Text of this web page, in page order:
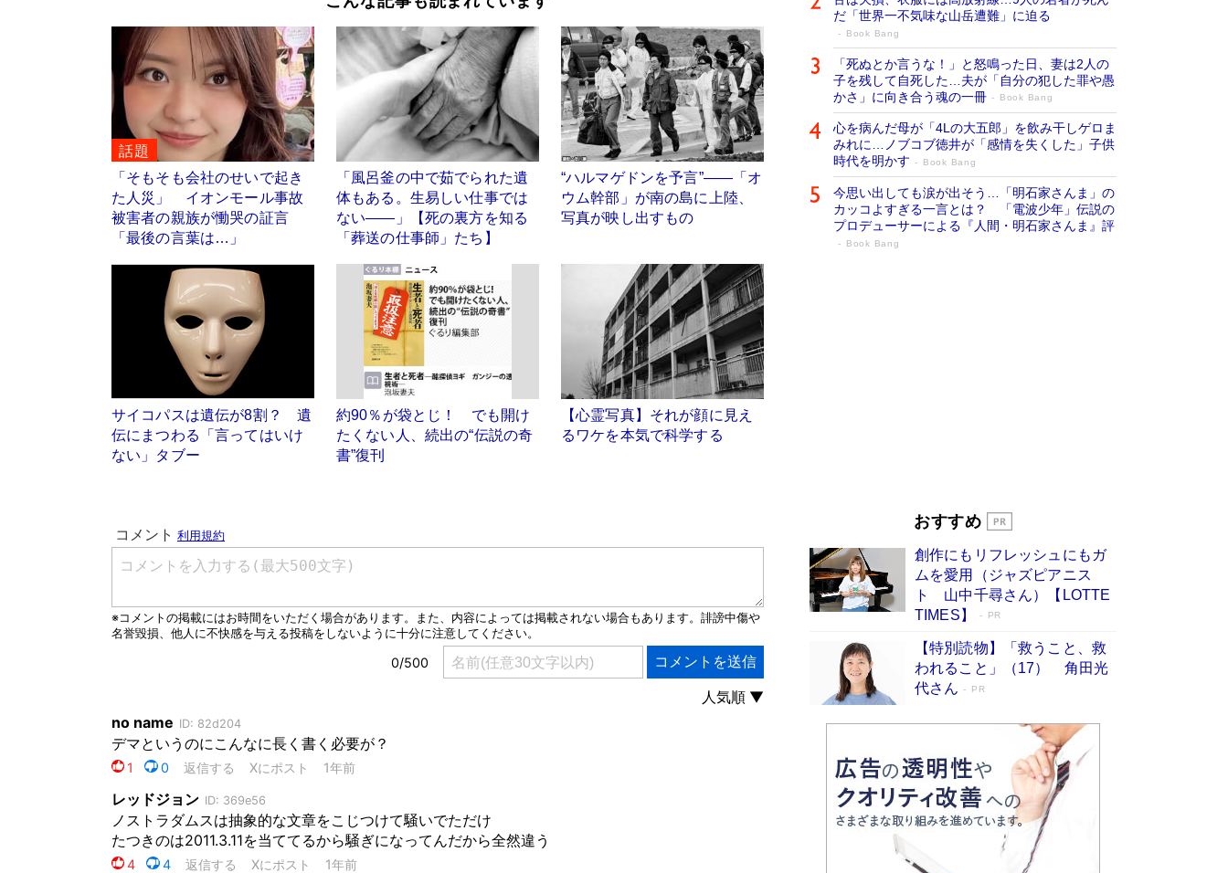
話題
「そもそも会社のせいで起き
た人災」 イオンモール事故
被害者の親族が慟哭の証言
「最後の言葉は…」
「風呂釜の中で茹でられた遺
体もある。生易しい仕事では
ない――」【死の裏方を知る
「葬送の仕事師」たち】
“ハルマゲドンを予言”――「オ
ウム幹部」が南の島に上陸、
写真が映し出すもの
サイコパスは遺伝が8割？ 遺
伝にまつわる「言ってはいけ
ない」タブー
約90％が袋とじ！ でも開け
たくない人、続出の“伝説の奇
書”復刊
【心霊写真】それが顔に見え
るワケを本気で科学する
だ「世界一不気味な山岳遭難」に迫る
Book Bang
「死ぬとか言うな！」と怒鳴った日、妻は2人の
子を残して自死した…夫が「自分の犯した罪や愚
かさ」に向き合う魂の一冊
Book Bang
心を病んだ母が「4Lの大五郎」を飲み干しゲロま
みれに…ノブコブ徳井が「感情を失くした」子供
時代を明かす
Book Bang
今思い出しても涙が出そう…「明石家さんま」の
カッコよすぎる一言とは？ 「電波少年」伝説の
プロデューサーによる『人間・明石家さんま』評
Book Bang
俳優・高嶋政伸が家族に教わった“人を育てるコ
東野圭吾、伊坂幸太郎の人気シリーズ最新作どち
らも文庫化 映画化された直木賞受賞作もランク
イン［文庫ベストセラー］
Book Bang
おすすめ
創作にもリフレッシュにもガ
ムを愛用（ジャズピアニス
ト 山中千尋さん）【LOTTE
TIMES】
PR
【特別読物】「救うこと、救
われること」（17） 角田光
代さん
PR